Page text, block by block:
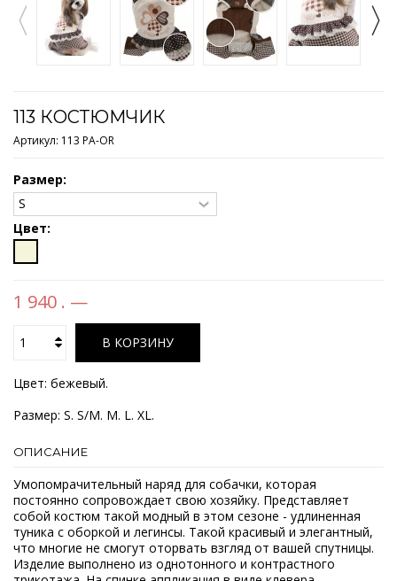
113 КОСТЮМЧИК
Артикул: 113 PA-OR
Размер:
Цвет:
1 940 . —
В КОРЗИНУ
Цвет: бежевый.
Размер: S. S/M. M. L. XL.
ОПИСАНИЕ
Умопомрачительный наряд для собачки, которая
постоянно сопровождает свою хозяйку. Представляет
собой костюм такой модный в этом сезоне - удлиненная
туника с оборкой и легинсы. Такой красивый и элегантный,
что многие не смогут оторвать взгляд от вашей спутницы.
Изделие выполнено из однотонного и контрастного